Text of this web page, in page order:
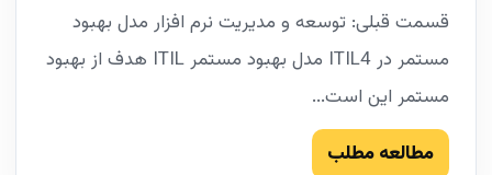
قسمت قبلی: توسعه و مدیریت نرم افزار مدل بهبود
مستمر در ITIL4 مدل بهبود مستمر ITIL هدف از بهبود
مستمر این است...
مطالعه مطلب